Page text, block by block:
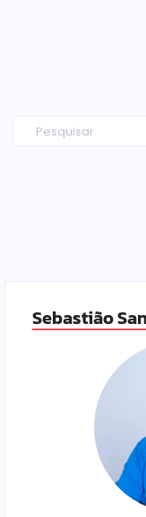
Sebastião